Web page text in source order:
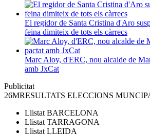
El regidor de Santa Cristina d'Aro
feina dimiteix de tots els càrrecs
Marc Aloy, d'ERC, nou alcalde de
amb JxCat
Publicitat
26MRESULTATS ELECCIONS
Llistat BARCELONA
Llistat TARRAGONA
Llistat LLEIDA